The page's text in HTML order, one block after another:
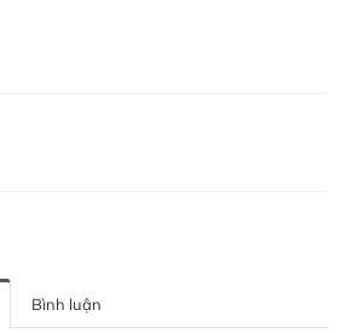
Bình luận